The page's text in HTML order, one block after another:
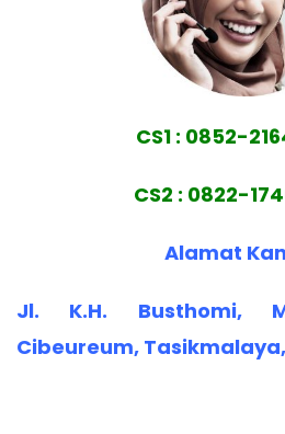
CS1 : 0852-
CS2 : 0822-
Alamat
Jl. K.H. Busthomi,
Cibeureum,